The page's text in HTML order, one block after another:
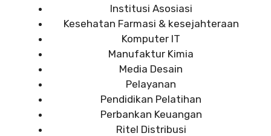
Institusi Asosiasi
Kesehatan Farmasi & kesejahteraan
Komputer IT
Manufaktur Kimia
Media Desain
Pelayanan
Pendidikan Pelatihan
Perbankan Keuangan
Ritel Distribusi